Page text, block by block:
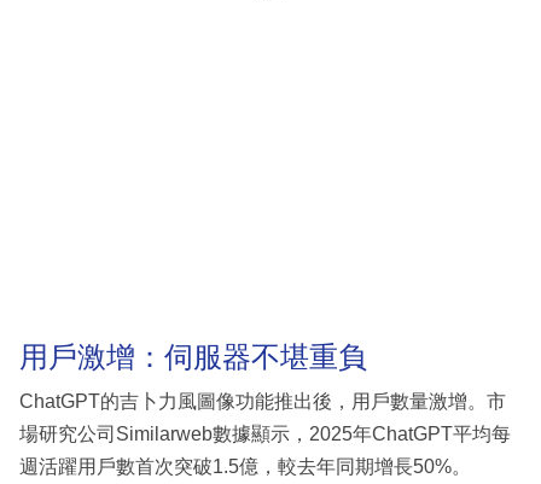
用戶激增：伺服器不堪重負
ChatGPT的吉卜力風圖像功能推出後，用戶數量激增。市
場研究公司Similarweb數據顯示，2025年ChatGPT平均每
週活躍用戶數首次突破1.5億，較去年同期增長50%。